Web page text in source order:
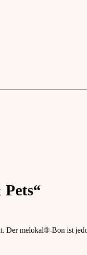
melokal®-Bon ist